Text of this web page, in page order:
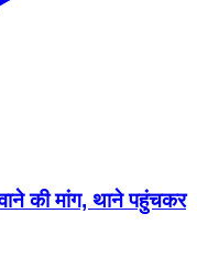
की मांग, थाने पहुंचकर